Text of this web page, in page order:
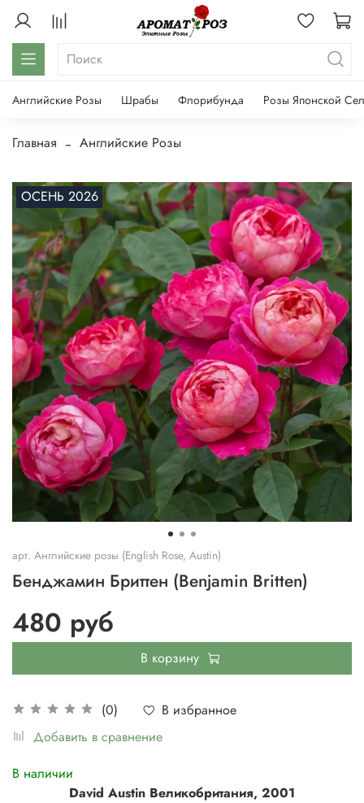
Английские Розы Шрабы Флорибунда Розы Японской
Главная Английские Розы
ОСЕНЬ 2026
арт. Английские розы (English Rose, Austin)
Бенджамин Бриттен (Benjamin Britten)
(0)
В избранное
Добавить в сравнение
В наличии
480 руб
В корзину
David Austin Великобритания, 2001